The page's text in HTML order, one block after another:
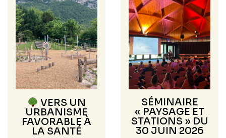
VERS UN
URBANISME
FAVORABLE À
LA SANTÉ
SÉMINAIRE
« PAYSAGE ET
STATIONS » DU
30 JUIN 2026